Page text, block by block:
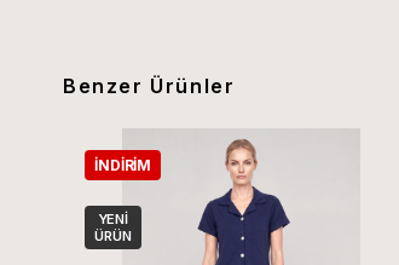
Benzer Ürünler
İNDIRIM
YENI
ÜRÜN